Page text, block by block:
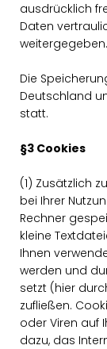
ausdrücklich
Daten
weitergegeben.
Die
Deutschland
statt.
§3 Cookies
(1) Zusätzlich
bei Ihrer
Rechner
kleine
Ihnen
werden und
setzt (hier
zufließen.
oder Viren auf
dazu, das